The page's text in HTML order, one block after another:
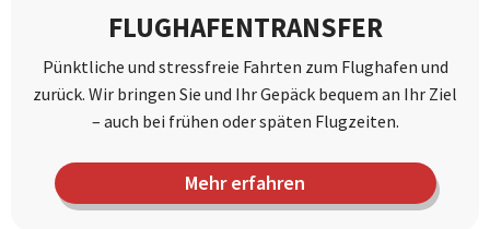
FLUGHAFENTRANSFER
Pünktliche und stressfreie Fahrten zum Flughafen und
zurück. Wir bringen Sie und Ihr Gepäck bequem an Ihr Ziel
– auch bei frühen oder späten Flugzeiten.
Mehr erfahren